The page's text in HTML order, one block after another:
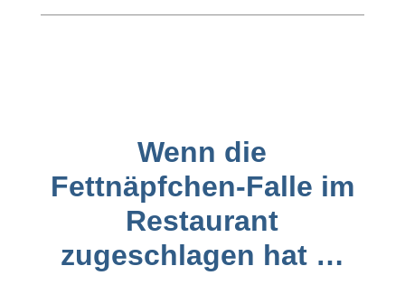
Wenn die
Fettnäpfchen-Falle im
Restaurant
zugeschlagen hat …